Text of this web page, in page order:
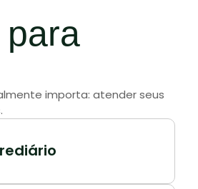
importa: atender seus